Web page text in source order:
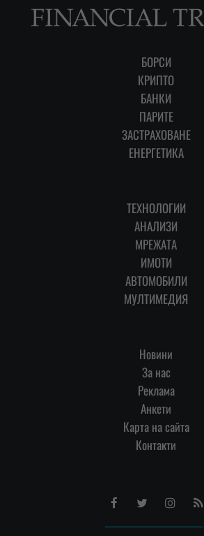
БОРСИ
КРИПТО
БАНКИ
ПАРИТЕ
ЗАСТРАХОВАНЕ
ЕНЕРГЕТИКА
ТЕХНОЛОГИИ
АНАЛИЗИ
МРЕЖАТА
ИМОТИ
АВТОМОБИЛИ
МУЛТИМЕДИЯ
Новини
За нас
Реклама
Анкети
Карта на сайта
Контакти
FacebookTwitterInstagram
RSS